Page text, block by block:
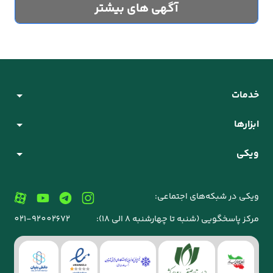
آگهی های بیشتر
خدمات
ابزارها
ویکی
ویکی در شبکه‌های اجتماعی:
مرکز پاسخگویی (شنبه تا چهارشنبه 8 الی 18):
021-92002672